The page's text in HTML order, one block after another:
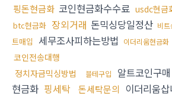
핑돈현금화 코인현금화수수료 usdc현금
btc현금화 장외거래 돈믹싱당일정산 비
트매입
세무조사피하는방법 이더리움현금화
코인전송대행
정치자금믹싱방법
블테구입 알트코인구매
현금화 핑세탁 돈세탁문의 이더리움